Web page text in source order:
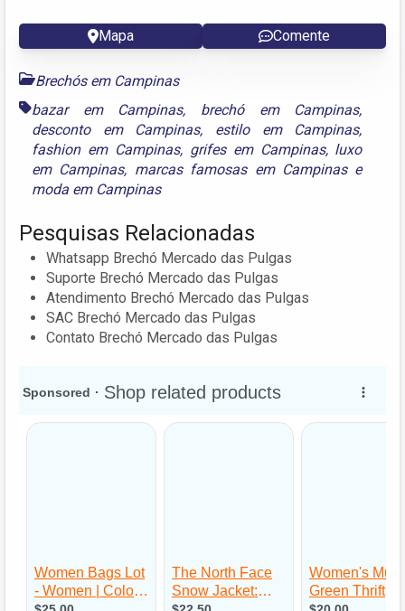
Mapa Comente
Brechós em Campinas
bazar em Campinas, brechó em Campinas,
desconto em Campinas, estilo em Campinas,
fashion em Campinas, grifes em Campinas, luxo
em Campinas, marcas famosas em Campinase
moda em Campinas
Pesquisas Relacionadas
Whatsapp Brechó Mercado das Pulgas
Suporte Brechó Mercado das Pulgas
Atendimento Brechó Mercado das Pulgas
SAC Brechó Mercado das Pulgas
Contato Brechó Mercado das Pulgas